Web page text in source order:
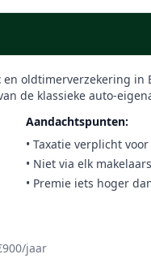
en oldtimerverzekering in
de klassieke auto-
Aandachtspunten:
• Taxatie verplicht
• Niet via elk
• Premie iets hoger
jaar